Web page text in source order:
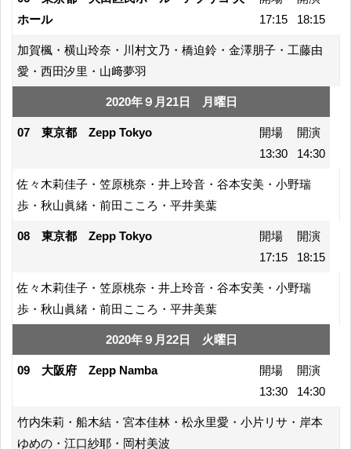
ホール
17:15
18:15
加賀楓・横山玲奈・川村文乃・橋迫鈴・金澤朋子・工藤由
愛・西田汐里・山﨑夢羽
2020年９月21日 月曜日
07 東京都 Zepp Tokyo
開場
13:30
開演
14:30
佐々木莉佳子・笠原桃奈・井上玲音・谷本安美・小野瑞
歩・秋山眞緒・前田こころ・平井美葉
08 東京都 Zepp Tokyo
開場
17:15
開演
18:15
佐々木莉佳子・笠原桃奈・井上玲音・谷本安美・小野瑞
歩・秋山眞緒・前田こころ・平井美葉
2020年９月22日 火曜日
09 大阪府 Zepp Namba
開場
13:30
開演
14:30
竹内朱莉・船木結・宮本佳林・松永里愛・小片リサ・岸本
ゆめの・江口紗耶・岡村美波